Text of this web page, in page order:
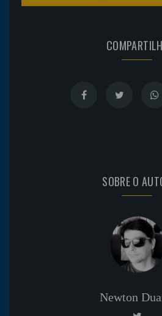
SOBRE O
Newton